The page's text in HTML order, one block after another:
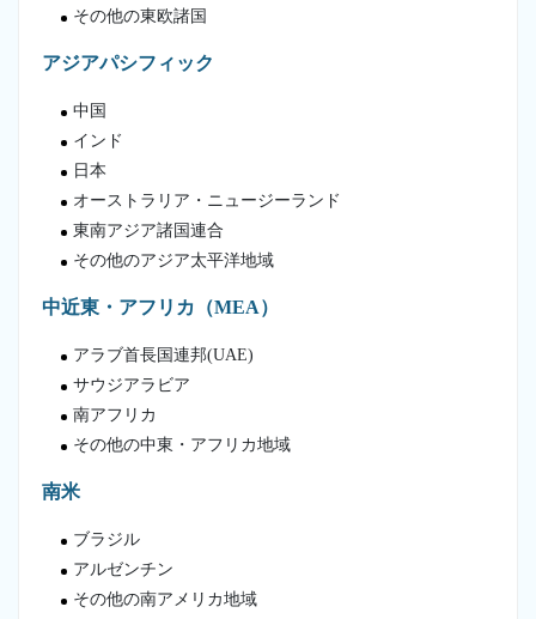
その他の東欧諸国
アジアパシフィック
中国
インド
日本
オーストラリア・ニュージーランド
東南アジア諸国連合
その他のアジア太平洋地域
中近東・アフリカ（MEA）
アラブ首長国連邦(UAE)
サウジアラビア
南アフリカ
その他の中東・アフリカ地域
南米
ブラジル
アルゼンチン
その他の南アメリカ地域